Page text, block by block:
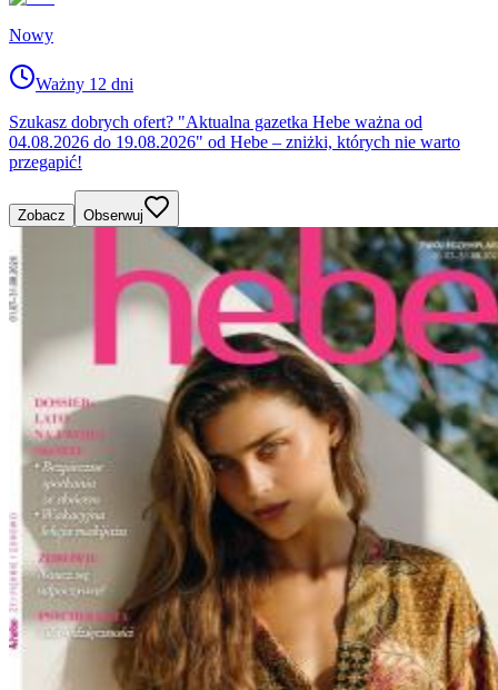
Nowy
Ważny 12 dni
Szukasz dobrych ofert? "Aktualna gazetka Hebe ważna od
04.08.2026 do 19.08.2026" od Hebe – zniżki, których nie warto
przegapić!
Zobacz Obserwuj